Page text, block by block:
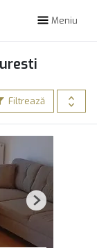
Meniu
Filtrează
Next